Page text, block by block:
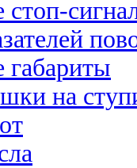
габариты
на